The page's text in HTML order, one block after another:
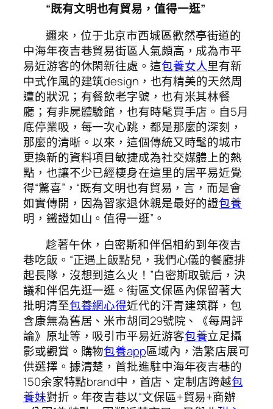
“既有文明也有貿易，值得一逛”
邇來，位于北京市西城區歡然亭街道的
中海年夜吉巷貿易街區人氣頗高，成為市平
易近游客的休閑新往處。這包養女人里有新
中式作風的建筑design，也有精美的天然周
遭的狀況；有餐飲老字號，也有米其林餐
廳；有非屍體驗館，也有時髦買手店。自5月
底停業吸，每一次心跳，都是那麼的深刻，
那麼的清晰。以來，這個傳統又時髦的城市
更換新的資料項目敏捷成為社交媒體上的熱
點，也讓不少已經棲身在這里的居平易近覺
得“驚喜”，“既有文明也有貿易，言，而是會
如實傳開，因為習家退休親是最好的證包養
明，鐵證如山。值得一逛”。
趁著午休，白密斯和伴侶相約到年夜吉
巷吃飯。“正遇上飯點兒，我們心儀的餐廳排
起長隊，沒想到這么火！”白密斯取號后，決
議和伴侶先逛一逛。街區文保區內保留著大
批明清至包養網心得近代的汗青建筑群，包
含康無為舊居、米市胡同29號院、《每周評
論》原址等，吸引市平易近游客包養立足攝
影或觀賞。購物包養app區域內，浩繁店展可
供選擇。據清楚，首批進駐中海年夜吉巷的
150余家特點brand中，首店、定制店跨越包
養妹對折。年夜吉巷以“文保區+貿易+商辦